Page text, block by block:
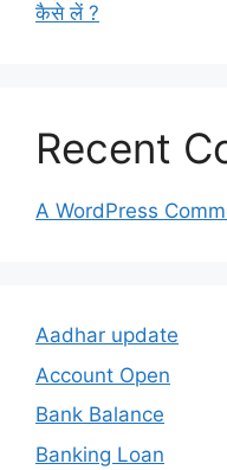
कैसे लें ?
Recent
A WordPress
Aadhar update
Account Open
Bank Balance
Banking Loan